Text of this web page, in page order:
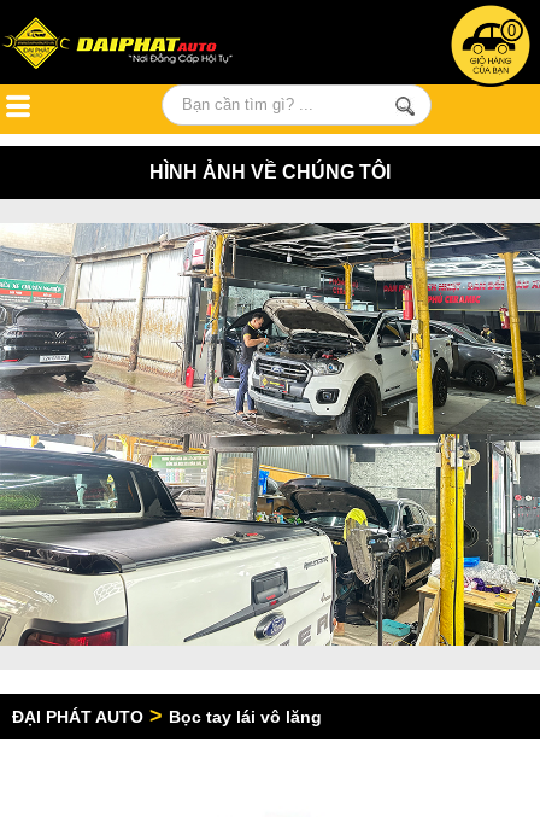
0
HÌNH ẢNH VỀ CHÚNG TÔI
ĐẠI PHÁT AUTO > Bọc tay lái vô lăng